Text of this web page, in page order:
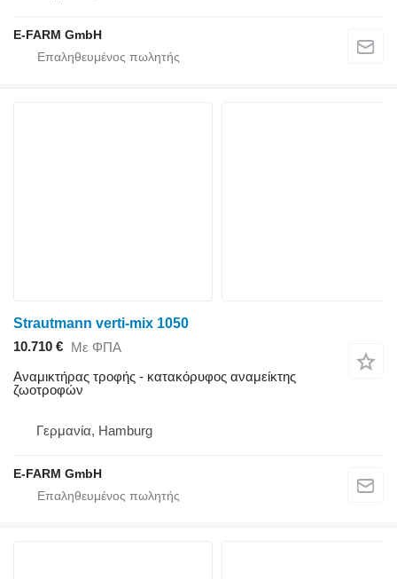
E-FARM GmbH
Strautmann verti-mix 1050
10.710 €
Με ΦΠΑ
Αναμικτήρας τροφής - κατακόρυφος αναμείκτης
ζωοτροφών
Γερμανία, Hamburg
E-FARM GmbH